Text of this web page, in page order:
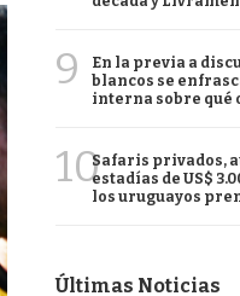
9
En la previa a
blancos se
interna sobre qué
10Safaris privados,
estadías de US$
los uruguayos
Últimas Noticias